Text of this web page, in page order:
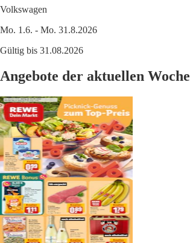
Volkswagen
Mo. 1.6. - Mo. 31.8.2026
Gültig bis 31.08.2026
Angebote der aktuellen Woche